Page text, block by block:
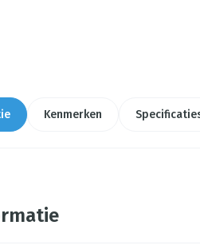
Kenmerken